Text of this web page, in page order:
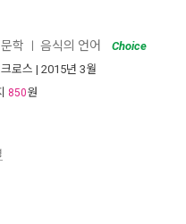
학 음식의 언어
Choice
로스 | 2015년 3월
850원